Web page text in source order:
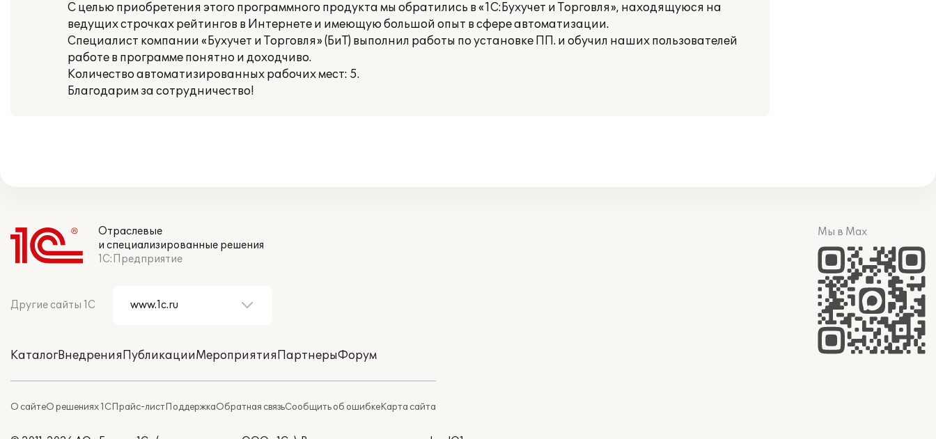
С целью приобретения этого программного продукта мы обратились в «1С:Бухучет и Торговля», находящуюся на
ведущих строчках рейтингов в Интернете и имеющую большой опыт в сфере автоматизации.
Специалист компании «Бухучет и Торговля» (БиТ) выполнил работы по установке ПП. и обучил наших пользователей
работе в программе понятно и доходчиво.
Количество автоматизированных рабочих мест: 5.
Благодарим за сотрудничество!
Отраслевые
и специализированные решения
1С:Предприятие
Другие сайты 1С
КаталогВнедренияПубликацииМероприятияПартнерыФорум
О сайтеО решениях 1СПрайс-листПоддержкаОбратная связьСообщить об ошибкеКарта сайта
Мы в Max